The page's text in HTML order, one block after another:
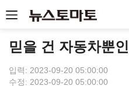
믿을 건 자동차뿐
입력: 2023-09-20 05:00:00
수정: 2023-09-20 05:00:00